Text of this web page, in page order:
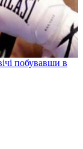
побувавши в